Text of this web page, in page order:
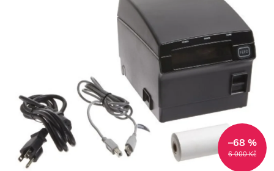
6 000 Kč
–68 %